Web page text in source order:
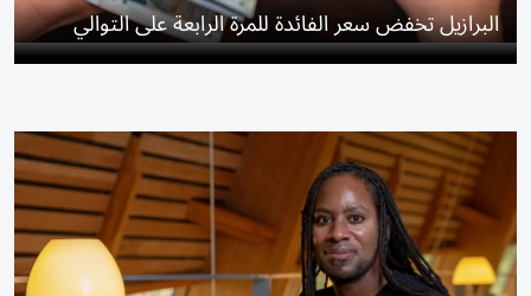
البرازيل تخفض سعر الفائدة للمرة الرابعة على التوالي